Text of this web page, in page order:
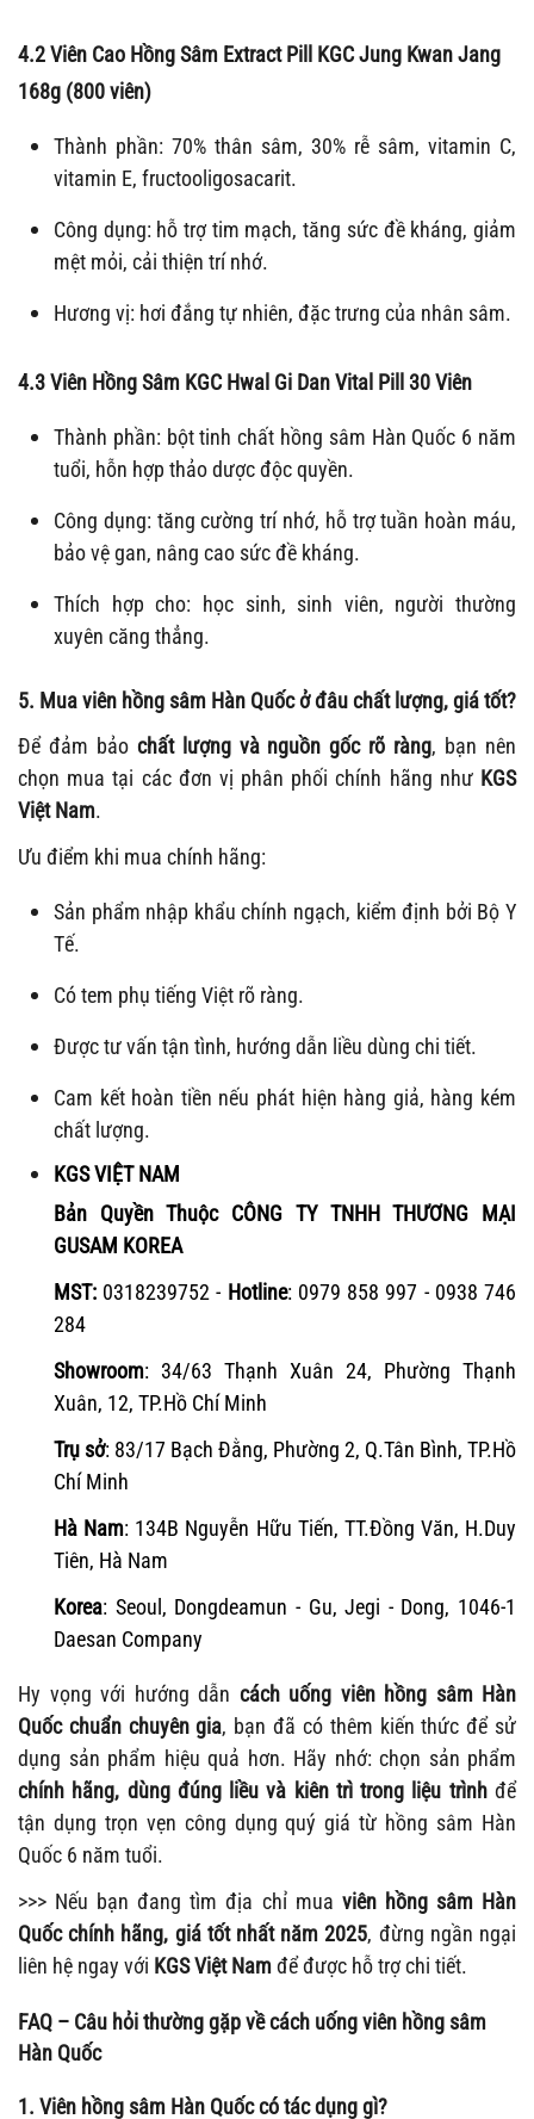
4.2 Viên Cao Hồng Sâm Extract Pill KGC Jung Kwan Jang
168g (800 viên)
Thành phần: 70% thân sâm, 30% rễ sâm, vitamin C,
vitamin E, fructooligosacarit.
Công dụng: hỗ trợ tim mạch, tăng sức đề kháng, giảm
mệt mỏi, cải thiện trí nhớ.
Hương vị: hơi đắng tự nhiên, đặc trưng của nhân sâm.
4.3 Viên Hồng Sâm KGC Hwal Gi Dan Vital Pill 30 Viên
Thành phần: bột tinh chất hồng sâm Hàn Quốc 6 năm
tuổi, hỗn hợp thảo dược độc quyền.
Công dụng: tăng cường trí nhớ, hỗ trợ tuần hoàn máu,
bảo vệ gan, nâng cao sức đề kháng.
Thích hợp cho: học sinh, sinh viên, người thường
xuyên căng thẳng.
5. Mua viên hồng sâm Hàn Quốc ở đâu chất lượng, giá tốt?
Để đảm bảo chất lượng và nguồn gốc rõ ràng, bạn nên
chọn mua tại các đơn vị phân phối chính hãng như KGS
Việt Nam.
Ưu điểm khi mua chính hãng:
Sản phẩm nhập khẩu chính ngạch, kiểm định bởi Bộ Y
Tế.
Có tem phụ tiếng Việt rõ ràng.
Được tư vấn tận tình, hướng dẫn liều dùng chi tiết.
Cam kết hoàn tiền nếu phát hiện hàng giả, hàng kém
chất lượng.
KGS VIỆT NAM
Bản Quyền Thuộc CÔNG TY TNHH THƯƠNG MẠI
GUSAM KOREA
MST: 0318239752 - Hotline: 0979 858 997 - 0938 746
284
Showroom: 34/63 Thạnh Xuân 24, Phường Thạnh
Xuân, 12, TP.Hồ Chí Minh
Trụ sở: 83/17 Bạch Đằng, Phường 2, Q.Tân Bình, TP.Hồ
Chí Minh
Hà Nam: 134B Nguyễn Hữu Tiến, TT.Đồng Văn, H.Duy
Tiên, Hà Nam
Korea: Seoul, Dongdeamun - Gu, Jegi - Dong, 1046-1
Daesan Company
Hy vọng với hướng dẫn cách uống viên hồng sâm Hàn
Quốc chuẩn chuyên gia, bạn đã có thêm kiến thức để sử
dụng sản phẩm hiệu quả hơn. Hãy nhớ: chọn sản phẩm
chính hãng, dùng đúng liều và kiên trì trong liệu trìnhđể
tận dụng trọn vẹn công dụng quý giá từ hồng sâm Hàn
Quốc 6 năm tuổi.
>>> Nếu bạn đang tìm địa chỉ mua viên hồng sâm Hàn
Quốc chính hãng, giá tốt nhất năm 2025, đừng ngần ngại
liên hệ ngay với KGS Việt Namđể được hỗ trợ chi tiết.
FAQ – Câu hỏi thường gặp về cách uống viên hồng sâm
Hàn Quốc
1. Viên hồng sâm Hàn Quốc có tác dụng gì?